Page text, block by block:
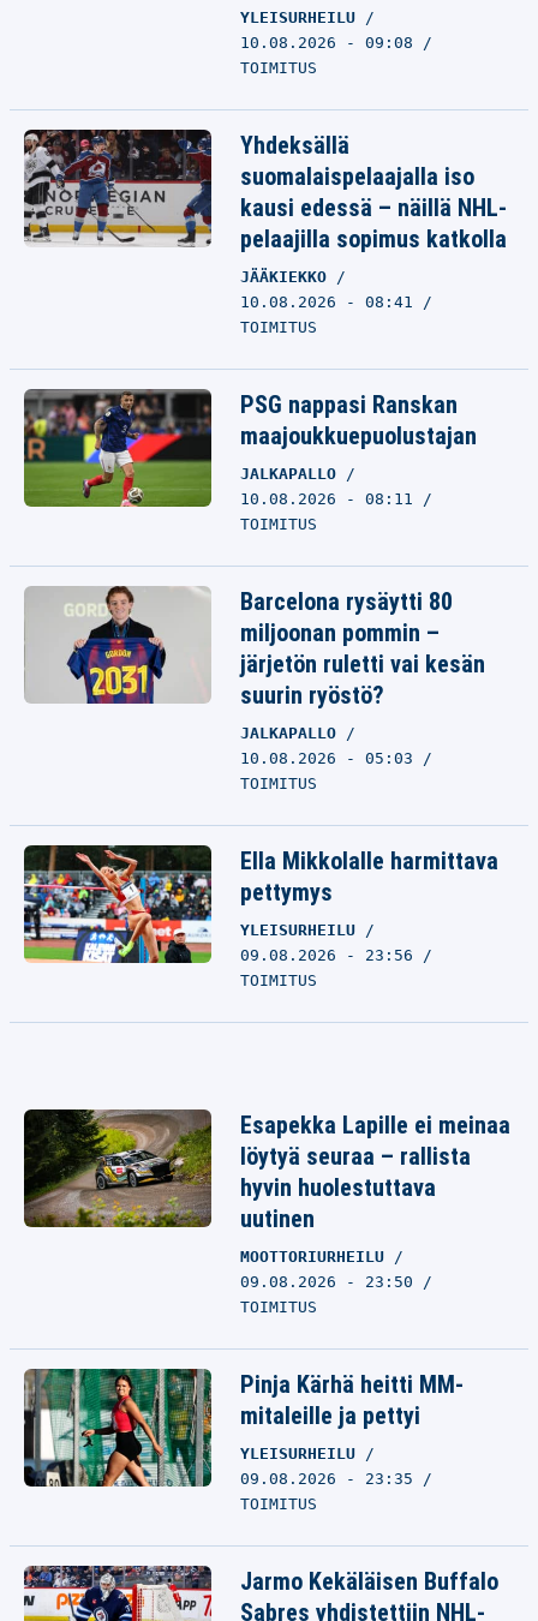
YLEISURHEILU
10.08.2026 - 09:08
TOIMITUS
Yhdeksällä
suomalaispelaajalla iso
kausi edessä – näillä NHL-
pelaajilla sopimus katkolla
JÄÄKIEKKO
10.08.2026 - 08:41
TOIMITUS
PSG nappasi Ranskan
maajoukkuepuolustajan
JALKAPALLO
10.08.2026 - 08:11
TOIMITUS
Barcelona rysäytti 80
miljoonan pommin –
järjetön ruletti vai kesän
suurin ryöstö?
JALKAPALLO
10.08.2026 - 05:03
TOIMITUS
Ella Mikkolalle harmittava
pettymys
YLEISURHEILU
09.08.2026 - 23:56
TOIMITUS
Esapekka Lapille ei meinaa
löytyä seuraa – rallista
hyvin huolestuttava
uutinen
MOOTTORIURHEILU
09.08.2026 - 23:50
TOIMITUS
Pinja Kärhä heitti MM-
mitaleille ja pettyi
YLEISURHEILU
09.08.2026 - 23:35
TOIMITUS
Jarmo Kekäläisen Buffalo
Sabres yhdistettiin NHL-